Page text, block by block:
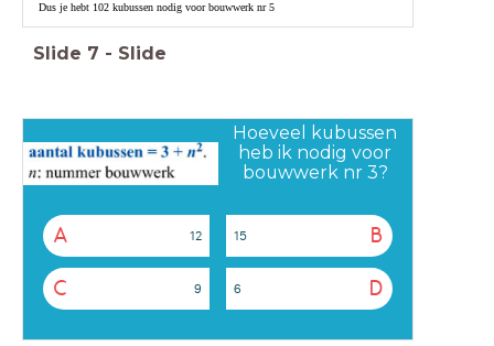
Dus je hebt 102 kubussen nodig voor bouwwerk nr 5
Slide 7 - Slide
Hoeveel kubussen
heb ik nodig voor
bouwwerk nr 3?
A 12 B
15
C 9 D
6